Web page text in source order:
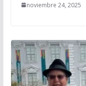
noviembre 24, 2025